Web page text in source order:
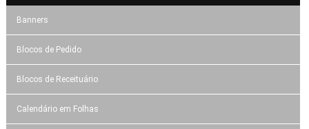
Banners
Blocos de Pedido
Blocos de Receituário
Calendário em Folhas